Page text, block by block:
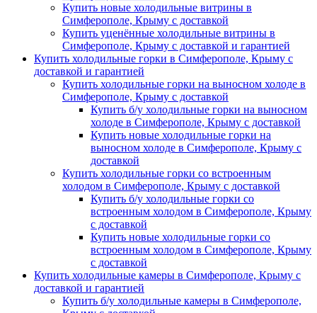
Купить новые холодильные витрины в
Симферополе, Крыму с доставкой
Купить уценённые холодильные витрины в
Симферополе, Крыму с доставкой и гарантией
Купить холодильные горки в Симферополе, Крыму с
доставкой и гарантией
Купить холодильные горки на выносном холоде в
Симферополе, Крыму с доставкой
Купить б/у холодильные горки на выносном
холоде в Симферополе, Крыму с доставкой
Купить новые холодильные горки на
выносном холоде в Симферополе, Крыму с
доставкой
Купить холодильные горки со встроенным
холодом в Симферополе, Крыму с доставкой
Купить б/у холодильные горки со
встроенным холодом в Симферополе, Крыму
с доставкой
Купить новые холодильные горки со
встроенным холодом в Симферополе, Крыму
с доставкой
Купить холодильные камеры в Симферополе, Крыму с
доставкой и гарантией
Купить б/у холодильные камеры в Симферополе,